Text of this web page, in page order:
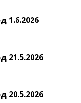
1.6.2026
21.5.2026
20.5.2026